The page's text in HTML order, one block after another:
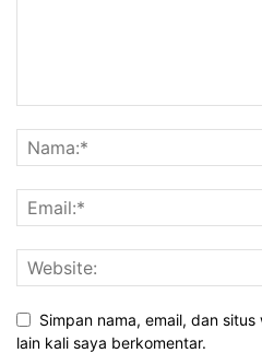
Simpan nama, email, dan
lain kali saya berkomentar.